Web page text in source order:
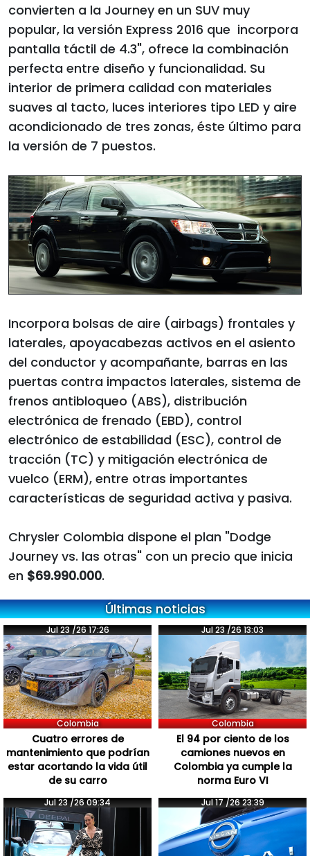
convierten a la Journey en un SUV muy
popular, la versión Express 2016 que incorpora
pantalla táctil de 4.3", ofrece la combinación
perfecta entre diseño y funcionalidad. Su
interior de primera calidad con materiales
suaves al tacto, luces interiores tipo LED y aire
acondicionado de tres zonas, éste último para
la versión de 7 puestos.
Incorpora bolsas de aire (airbags) frontales y
laterales, apoyacabezas activos en el asiento
del conductor y acompañante, barras en las
puertas contra impactos laterales, sistema de
frenos antibloqueo (ABS), distribución
electrónica de frenado (EBD), control
electrónico de estabilidad (ESC), control de
tracción (TC) y mitigación electrónica de
vuelco (ERM), entre otras importantes
características de seguridad activa y pasiva.
Chrysler Colombia dispone el plan "Dodge
Journey vs. las otras" con un precio que inicia
en $69.990.000.
Últimas noticias
Jul 23 /26 17:26
Colombia
Cuatro errores de
mantenimiento que podrían
estar acortando la vida útil
de su carro
Jul 23 /26 13:03
Colombia
El 94 por ciento de los
camiones nuevos en
Colombia ya cumple la
norma Euro VI
Jul 23 /26 09:34 Jul 17 /26 23:39